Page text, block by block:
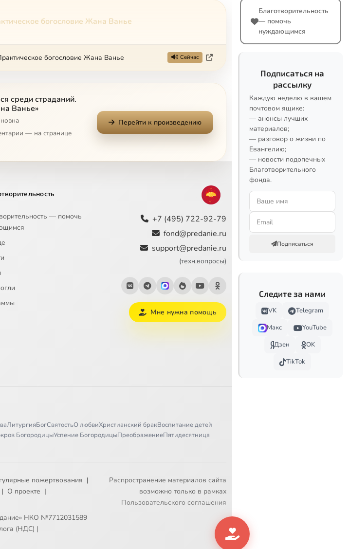
богословие Жана Ванье
богословие Жана Ванье Сейчас
среди страданий.
Ванье»
— на странице
Перейти к произведению
— помочь
+7 (495) 722-92-79
fond@predanie.ru
support@predanie.ru
(техн.вопросы)
Мне нужна помощь
ЛитургияБогСвятостьО любвиХристианский бракВоспитание детей
БогородицыУспение БогородицыПреображениеПятидесятница
пожертвования |
| О проекте |
НКО №7712031589
(НДС) |
Распространение материалов сайта
возможно только в рамках
Пользовательского соглашения
Благотворительность
— помочь
нуждающимся
Подписаться на
рассылку
Каждую неделю в вашем
почтовом ящике:
— анонсы лучших
материалов;
— разговор о жизни по
Евангелию;
— новости подопечных
Благотворительного
фонда.
Подписаться
Следите за нами
VK
Telegram
Макс
YouTube
Дзен
OK
TikTok